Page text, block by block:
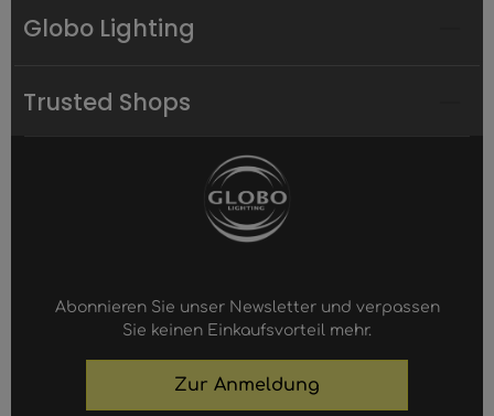
Globo Lighting
Trusted Shops
Abonnieren Sie unser Newsletter und verpassen
Sie keinen Einkaufsvorteil mehr.
Zur Anmeldung